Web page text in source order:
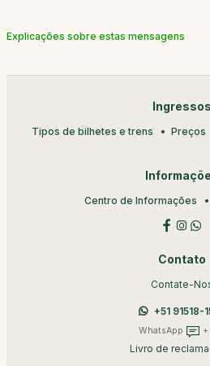
Explicações sobre estas mensagens
Ingressos
Tipos de bilhetes e trens Preços
Centro de Informações
Contato
Contate-
+51 91518-
WhatsApp +
Livro de